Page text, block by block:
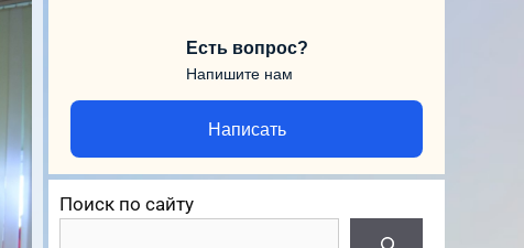
Есть вопрос?
Напишите нам
Написать
Поиск по сайту